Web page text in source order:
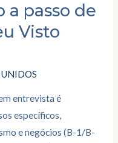
a passo de
Visto
entrevista é
específicos,
e negócios (B-1/B-